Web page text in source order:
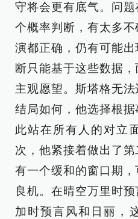
守将会更有底气。问
个概率判断，有太多
演都正确，仍有可能
断只能基于这些数据
主观愿望。斯塔格无
结局如何，他选择根
此站在所有人的对立
次，他紧接着做出了
有一个缓和的窗口期
良机。在晴空万里时
加时预言风和日丽，